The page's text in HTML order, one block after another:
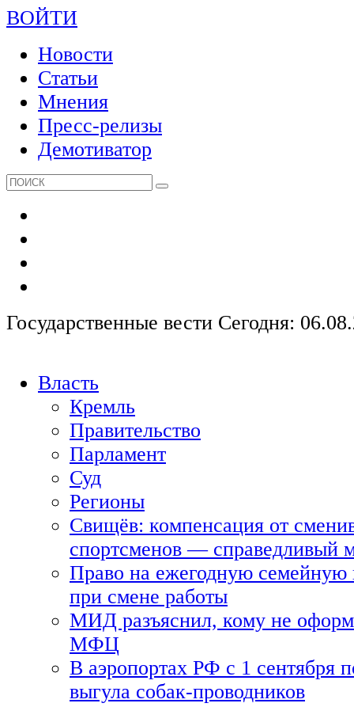
ВОЙТИ
Новости
Статьи
Мнения
Пресс-релизы
Демотиватор
Государственные вести Сегодня:
Власть
Кремль
Правительство
Парламент
Суд
Регионы
Свищёв: компенсация от
спортсменов — справедливый
Право на ежегодную семейную
при смене работы
МИД разъяснил, кому не
МФЦ
В аэропортах РФ с 1 сентября
выгула собак-проводников